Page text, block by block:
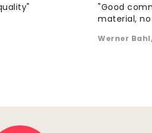
"Good
material,
Werner Bahl